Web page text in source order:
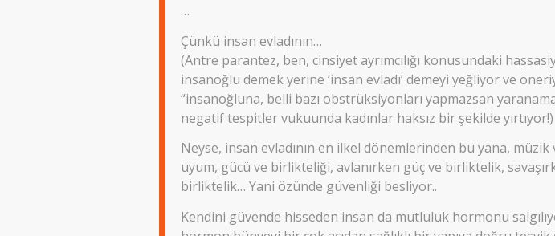
…
Çünkü insan evladının…
(Antre parantez, ben, cinsiyet ayrımcılığı konusundaki
insanoğlu demek yerine ‘insan evladı’ demeyi yeğliyor ve
“insanoğluna, belli bazı obstrüksiyonları yapmazsan
negatif tespitler vukuunda kadınlar haksız bir şekilde yırtıyor!)
Neyse, insan evladının en ilkel dönemlerinden bu yana, müzik
uyum, gücü ve birlikteliği, avlanırken güç ve birliktelik,
birliktelik… Yani özünde güvenliği besliyor..
Kendini güvende hisseden insan da mutluluk hormonu